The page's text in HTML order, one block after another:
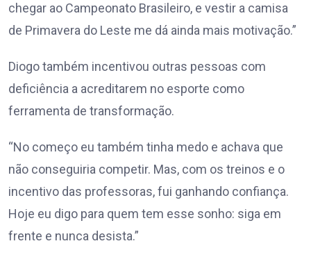
chegar ao Campeonato Brasileiro, e vestir a camisa
de Primavera do Leste me dá ainda mais motivação.”
Diogo também incentivou outras pessoas com
deficiência a acreditarem no esporte como
ferramenta de transformação.
“No começo eu também tinha medo e achava que
não conseguiria competir. Mas, com os treinos e o
incentivo das professoras, fui ganhando confiança.
Hoje eu digo para quem tem esse sonho: siga em
frente e nunca desista.”